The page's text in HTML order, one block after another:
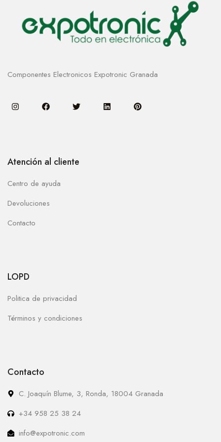
Componentes Electronicos Expotronic Granada
Atención al cliente
Centro de ayuda
Devoluciones
Contacto
LOPD
Politica de privacidad
Términos y condiciones
Contacto
C. Joaquín Blume, 3, Ronda, 18004 Granada
+34 958 25 38 24
info@expotronic.com